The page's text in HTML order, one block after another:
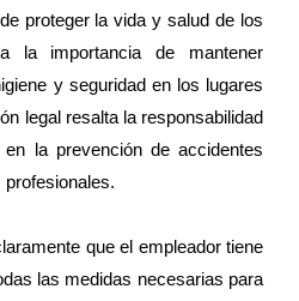
proteger la vida y salud de los
la importancia de mantener
y seguridad en los lugares
legal resalta la responsabilidad
la prevención de accidentes
profesionales.
que el empleador tiene
las medidas necesarias para